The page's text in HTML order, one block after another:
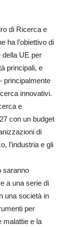
di Ricerca e
ha l’obiettivo di
della UE per
principali, e
principalmente
innovativi.
e
con un budget
di
l’industria e gli
saranno
a una serie di
una società in
per
malattie e la